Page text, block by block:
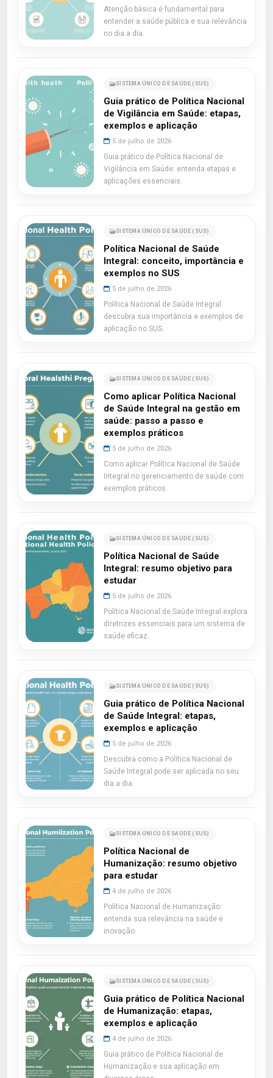
Atenção básica é fundamental para
entender a saúde pública e sua relevância
no dia a dia.
SISTEMA ÚNICO DE SAÚDE (SUS)
Guia prático de Política Nacional
de Vigilância em Saúde: etapas,
exemplos e aplicação
5 de julho de 2026
Guia prático de Política Nacional de
Vigilância em Saúde: entenda etapas e
aplicações essenciais.
SISTEMA ÚNICO DE SAÚDE (SUS)
Política Nacional de Saúde
Integral: conceito, importância e
exemplos no SUS
5 de julho de 2026
Política Nacional de Saúde Integral:
descubra sua importância e exemplos de
aplicação no SUS.
SISTEMA ÚNICO DE SAÚDE (SUS)
Como aplicar Política Nacional
de Saúde Integral na gestão em
saúde: passo a passo e
exemplos práticos
5 de julho de 2026
Como aplicar Política Nacional de Saúde
Integral no gerenciamento de saúde com
exemplos práticos.
SISTEMA ÚNICO DE SAÚDE (SUS)
Política Nacional de Saúde
Integral: resumo objetivo para
estudar
5 de julho de 2026
Política Nacional de Saúde Integral explora
diretrizes essenciais para um sistema de
saúde eficaz.
SISTEMA ÚNICO DE SAÚDE (SUS)
Guia prático de Política Nacional
de Saúde Integral: etapas,
exemplos e aplicação
5 de julho de 2026
Descubra como a Política Nacional de
Saúde Integral pode ser aplicada no seu
dia a dia.
SISTEMA ÚNICO DE SAÚDE (SUS)
Política Nacional de
Humanização: resumo objetivo
para estudar
4 de julho de 2026
Política Nacional de Humanização:
entenda sua relevância na saúde e
inovação.
SISTEMA ÚNICO DE SAÚDE (SUS)
Guia prático de Política Nacional
de Humanização: etapas,
exemplos e aplicação
4 de julho de 2026
Guia prático de Política Nacional de
Humanização e sua aplicação em